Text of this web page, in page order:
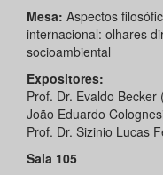
Mesa: Aspectos
internacional: olhares
socioambiental
Expositores:
Prof. Dr. Evaldo Becker
João Eduardo
Prof. Dr. Sizinio Lucas
Sala 105